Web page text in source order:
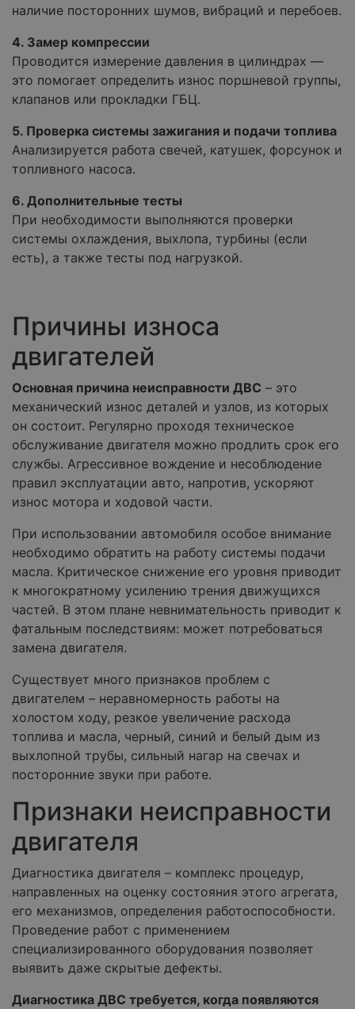
наличие посторонних шумов, вибраций и перебоев.
4. Замер компрессии
Проводится измерение давления в цилиндрах —
это помогает определить износ поршневой группы,
клапанов или прокладки ГБЦ.
5. Проверка системы зажигания и подачи топлива
Анализируется работа свечей, катушек, форсунок и
топливного насоса.
6. Дополнительные тесты
При необходимости выполняются проверки
системы охлаждения, выхлопа, турбины (если
есть), а также тесты под нагрузкой.
Причины износа
двигателей
Основная причина неисправности ДВС – это
механический износ деталей и узлов, из которых
он состоит. Регулярно проходя техническое
обслуживание двигателя можно продлить срок его
службы. Агрессивное вождение и несоблюдение
правил эксплуатации авто, напротив, ускоряют
износ мотора и ходовой части.
При использовании автомобиля особое внимание
необходимо обратить на работу системы подачи
масла. Критическое снижение его уровня приводит
к многократному усилению трения движущихся
частей. В этом плане невнимательность приводит к
фатальным последствиям: может потребоваться
замена двигателя.
Существует много признаков проблем с
двигателем – неравномерность работы на
холостом ходу, резкое увеличение расхода
топлива и масла, черный, синий и белый дым из
выхлопной трубы, сильный нагар на свечах и
посторонние звуки при работе.
Признаки неисправности
двигателя
Диагностика двигателя – комплекс процедур,
направленных на оценку состояния этого агрегата,
его механизмов, определения работоспособности.
Проведение работ с применением
специализированного оборудования позволяет
выявить даже скрытые дефекты.
Диагностика ДВС требуется, когда появляются